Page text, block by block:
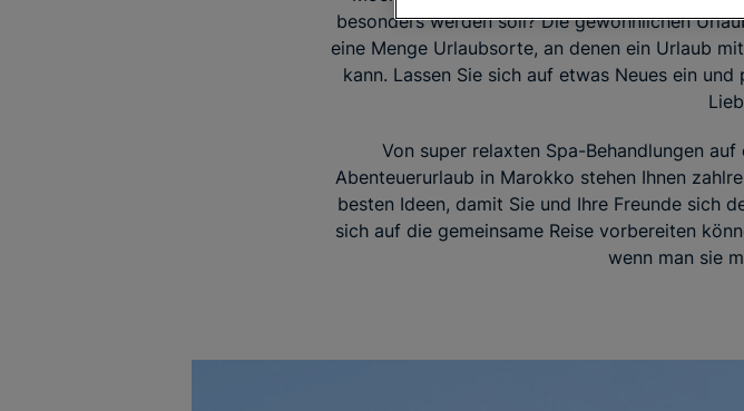
besonders werden soll? Die gewöhnlichen
eine Menge Urlaubsorte, an denen ein Urlaub
kann. Lassen Sie sich auf etwas Neues ein
Von super relaxten Spa-Behandlungen
Abenteuerurlaub in Marokko stehen Ihnen
besten Ideen, damit Sie und Ihre Freunde sich
sich auf die gemeinsame Reise vorbereiten
wenn man sie